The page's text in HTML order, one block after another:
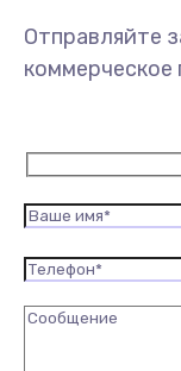
Отправляйте
коммерческое